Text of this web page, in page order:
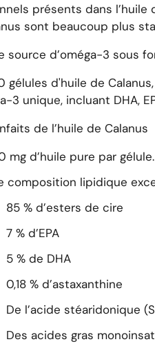
présents dans
sont beaucoup plus
source d’oméga-3 sous
gélules d'huile de Calanus
3 unique, incluant DHA,
de l’huile de Calanus
mg d’huile pure par gélule.
composition lipidique
85 % d’esters de cire
7 % d’EPA
5 % de DHA
0,18 % d’astaxanthine
De l’acide stéaridonique
Des acides gras